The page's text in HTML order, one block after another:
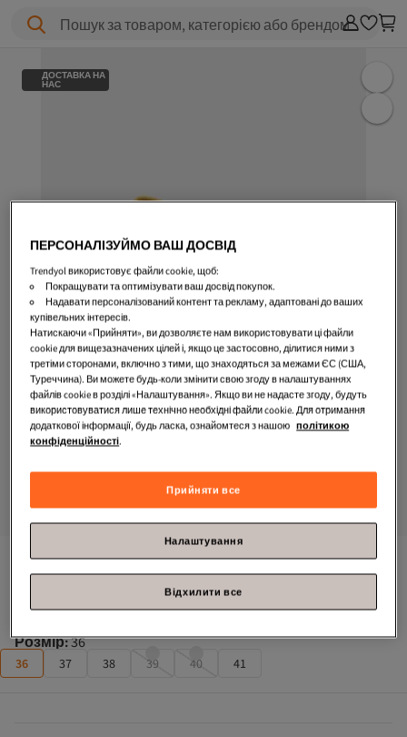
Пошук за товаром, категорією або брендом
ДОСТАВКА НА
НАС
Capone OutfittersЛофери Calypso жіночі LNP
Розмір:36
36 37 38 39 40 41
ПЕРСОНАЛІЗУЙМО ВАШ ДОСВІД
Trendyol використовує файли cookie, щоб:
Покращувати та оптимізувати ваш досвід покупок.
Надавати персоналізований контент та рекламу, адаптовані до ваших
купівельних інтересів.
Натискаючи «Прийняти», ви дозволяєте нам використовувати ці файли
cookie для вищезазначених цілей і, якщо це застосовно, ділитися ними з
третіми сторонами, включно з тими, що знаходяться за межами ЄС (США,
Туреччина). Ви можете будь-коли змінити свою згоду в налаштуваннях
файлів cookie в розділі «Налаштування». Якщо ви не надасте згоду, будуть
використовуватися лише технічно необхідні файли cookie. Для отримання
додаткової інформації, будь ласка, ознайомтеся з нашою політикою
конфіденційності.
Прийняти все
Налаштування
Відхилити все